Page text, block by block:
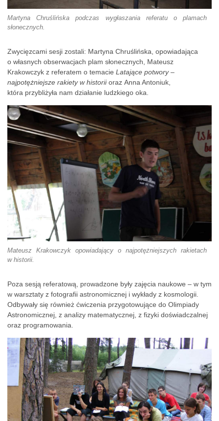
Martyna Chruślińska podczas wygłaszania referatu o plamach
słonecznych.
Zwycięzcami sesji zostali: Martyna Chruślińska, opowiadająca
o własnych obserwacjach plam słonecznych, Mateusz
Krakowczyk z referatem o temacie Latające potwory –
najpotężniejsze rakiety w historiioraz Anna Antoniuk,
która przybliżyła nam działanie ludzkiego oka.
Mateusz Krakowczyk opowiadający o najpotężniejszych rakietach
w historii.
Poza sesją referatową, prowadzone były zajęcia naukowe – w tym
w warsztaty z fotografii astronomicznej i wykłady z kosmologii.
Odbywały się również ćwiczenia przygotowujące do Olimpiady
Astronomicznej, z analizy matematycznej, z fizyki doświadczalnej
oraz programowania.